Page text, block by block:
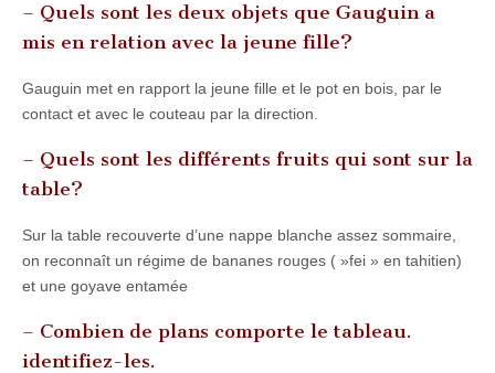
– Quels sont les deux objets que Gauguin a
mis en relation avec la jeune fille?
Gauguin met en rapport la jeune fille et le pot en bois, par le
contact et avec le couteau par la direction.
– Quels sont les différents fruits qui sont sur la
table?
Sur la table recouverte d’une nappe blanche assez sommaire,
on reconnaît un régime de bananes rouges ( »fei » en tahitien)
et une goyave entamée
– Combien de plans comporte le tableau.
identifiez-les.